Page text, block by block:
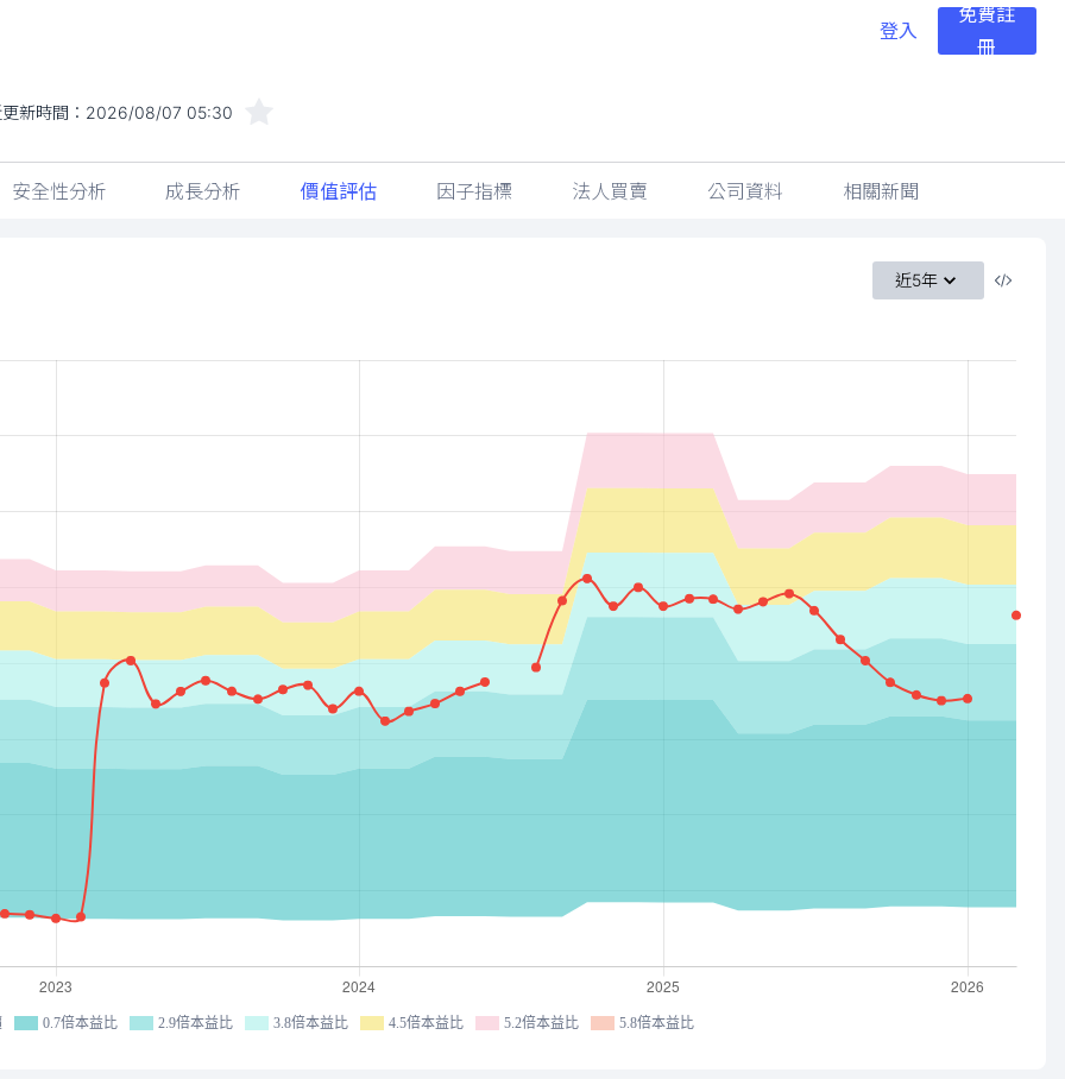
登入
免費註
冊
新時間： 2026/08/07 05:30
安全性分析 成長分析 價值評估 因子指標 法人買賣 公司資料 相關新聞
近5年
0.7倍本益比 2.9倍本益比 3.8倍本益比 4.5倍本益比 5.2倍本益比 5.8倍本益比